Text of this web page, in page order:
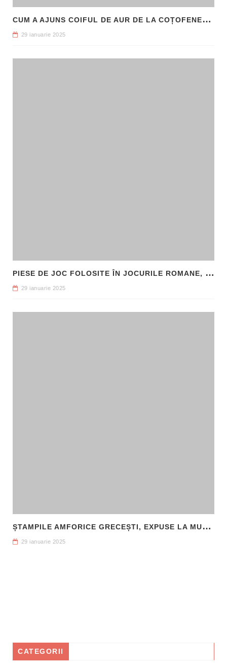
C
UM A AJUNS COIFUL DE AUR DE LA COȚOFENEȘTI ÎN PATRIMONIUL NAȚIONAL
29 ianuarie 2025
P
IESE DE JOC FOLOSITE ÎN JOCURILE ROMANE, DESCOPERITE LA HADRIANOPOLIS
29 ianuarie 2025
Ș
TAMPILE AMFORICE GRECEȘTI, EXPUSE LA MUZEUL DE ARHEOLOGIE CALLATIS MANGALIA
29 ianuarie 2025
CATEGORII